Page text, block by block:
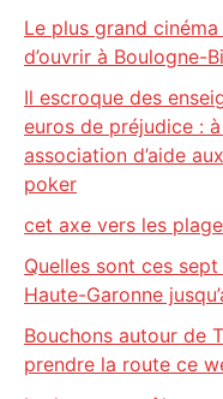
Le plus grand
d’ouvrir à Boulogne-
Il escroque des
euros de préjudice :
association d’aide
poker
cet axe vers les
Quelles sont ces
Haute-Garonne
Bouchons autour de
prendre la route ce